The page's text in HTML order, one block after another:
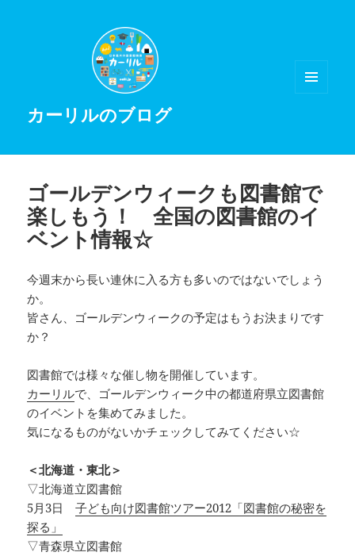
カーリルのブログ
ゴールデンウィークも図書館で
楽しもう！ 全国の図書館のイ
ベント情報☆
今週末から長い連休に入る方も多いのではないでしょう
か。
皆さん、ゴールデンウィークの予定はもうお決まりです
か？
図書館では様々な催し物を開催しています。
カーリルで、ゴールデンウィーク中の都道府県立図書館
のイベントを集めてみました。
気になるものがないかチェックしてみてください☆
＜北海道・東北＞
▽北海道立図書館
5月3日子ども向け図書館ツアー2012「図書館の秘密を
探る」
▽青森県立図書館